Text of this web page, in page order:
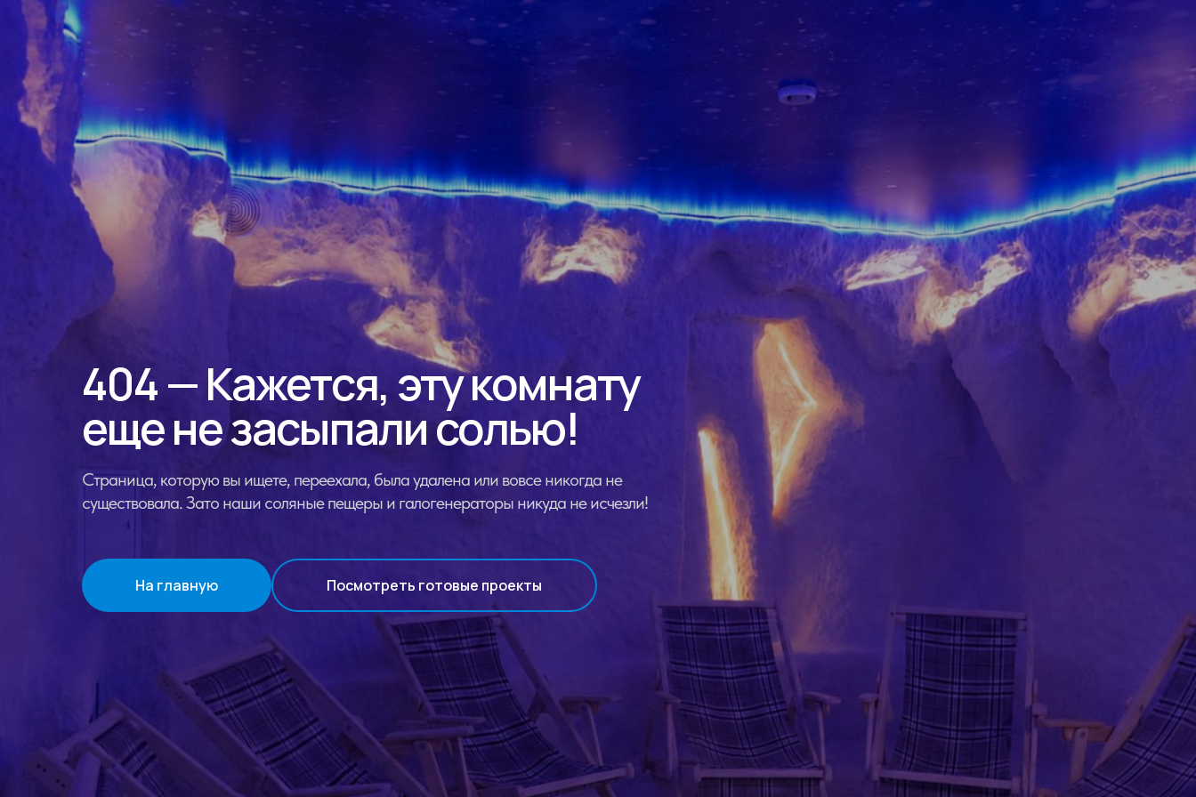
404 — Кажется, эту комнату
еще не засыпали солью!
Страница, которую вы ищете, переехала, была удалена или вовсе никогда не
существовала. Зато наши соляные пещеры и галогенераторы никуда не исчезли!
На главную Посмотреть готовые проекты